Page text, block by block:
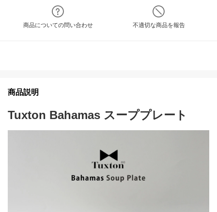
商品についての問い合わせ 不適切な商品を報告
商品説明
Tuxton Bahamas スーププレート